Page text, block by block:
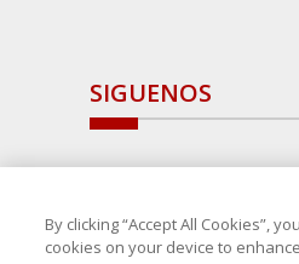
SIGUENOS
By clicking “Accept All Cookies”,
cookies on your device to